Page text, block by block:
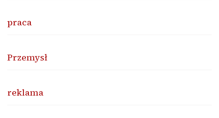
praca
Przemysł
reklama